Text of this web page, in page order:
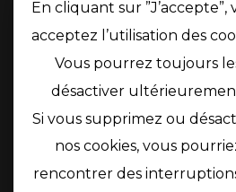
Impôts 2026 : qu’est-ce qui
déclaration de revenus ? 11
MaPrimeRénov’ est de
votre projet de rénovation
Enfin votée, la loi de
En cliquant sur ”J’accepte”,
acceptez l’utilisation des
Vous pourrez toujours
désactiver
Si vous supprimez ou
nos cookies, vous
rencontrer des